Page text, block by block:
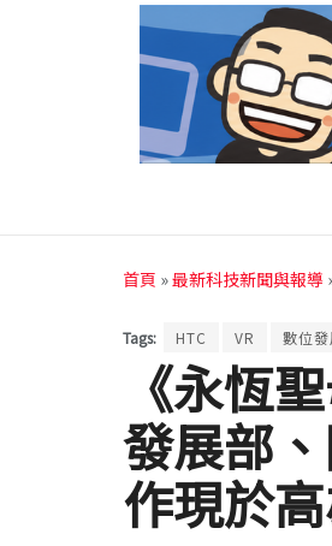
首頁 »最新科技新聞與報導
Tags: HTC VR 數位發
《永恆
發展部
作現於